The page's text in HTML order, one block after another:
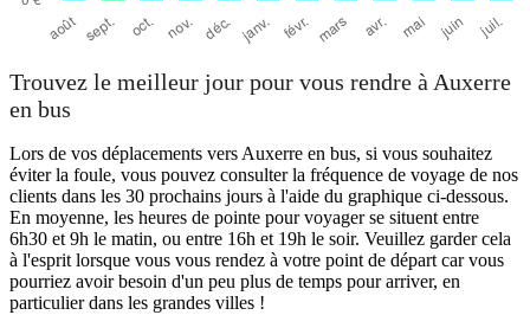
Trouvez le meilleur jour pour vous rendre à Auxerre
en bus
Lors de vos déplacements vers Auxerre en bus, si vous souhaitez
éviter la foule, vous pouvez consulter la fréquence de voyage de nos
clients dans les 30 prochains jours à l'aide du graphique ci-dessous.
En moyenne, les heures de pointe pour voyager se situent entre
6h30 et 9h le matin, ou entre 16h et 19h le soir. Veuillez garder cela
à l'esprit lorsque vous vous rendez à votre point de départ car vous
pourriez avoir besoin d'un peu plus de temps pour arriver, en
particulier dans les grandes villes !